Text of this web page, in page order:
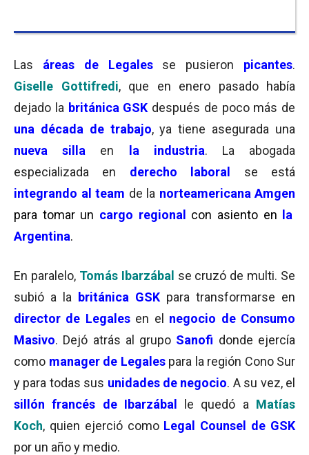
Las áreas de Legalesse pusieron picantes.
Giselle Gottifredi, que en enero pasado había
dejado la británica GSK después de poco más de
una década de trabajo, ya tiene asegurada una
nueva silla
en la industria. La abogada
especializada en derecho laboral
se está
integrando al team de la norteamericana Amgen
para tomar un cargo regional con asiento en la
Argentina.
En paralelo, Tomás Ibarzábal se cruzó de multi. Se
subió a la
británica GSK para transformarse en
director de Legales en el negocio de Consumo
Masivo. Dejó atrás al grupo Sanofi donde ejercía
como manager de Legalespara la región Cono Sur
y para todas sus unidades de negocio. A su vez, el
sillón francés de Ibarzábal
le quedó a Matías
Koch, quien ejerció como Legal Counsel de GSK
por un año y medio.